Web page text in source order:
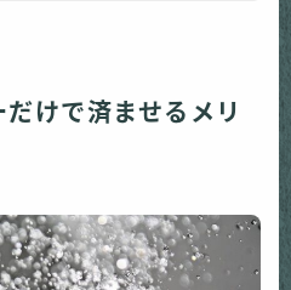
けで済ませるメリ